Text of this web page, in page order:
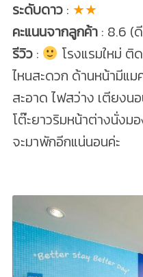
ระดับดาว: ★★
คะแนนจากลูกค้า: 8.6 (
รีวิว:
โรงแรมใหม่
ไหนสะดวก ด้านหน้ามีแ
สะอาด ไฟสว่าง เตียง
โต๊ะยาวริมหน้าต่างนั่งม
จะมาพักอีกแน่นอนค่ะ